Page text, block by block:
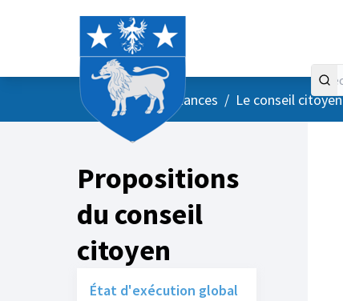
AccueilMenu principal
/ Vos instances / Le conseil citoyen
Propositions
du conseil
citoyen
État d'exécution global